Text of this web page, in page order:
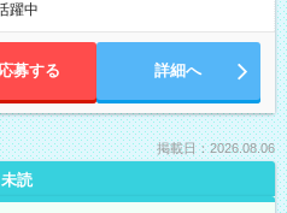
躍中
応募する 詳細へ
掲載日：2026.08.06
未読